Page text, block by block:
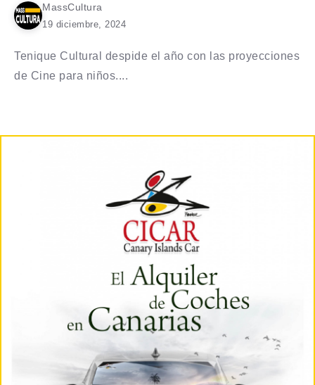
MassCultura
19 diciembre, 2024
Tenique Cultural despide el año con las proyecciones
de Cine para niños....